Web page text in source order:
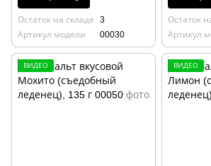
Остаток на складе
3
Артикул модели
00030
Остаток
Артикул
ВИДЕО ВИДЕО